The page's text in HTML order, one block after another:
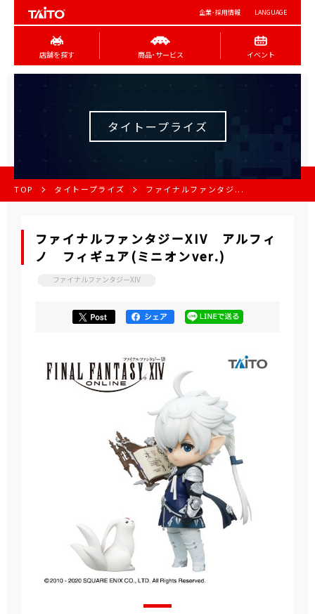
企業･採用情報 LANGUAGE
店舗を探す 商品･サービス イベント
タイトープライズ
TOP タイトープライズ ファイナルファンタジ...
ファイナルファンタジーXIV アルフィ
ノ フィギュア(ミニオンver.)
ファイナルファンタジーXIV